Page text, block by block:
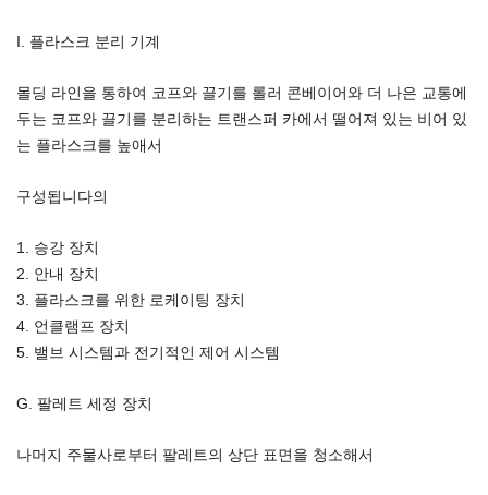
I. 플라스크 분리 기계
몰딩 라인을 통하여 코프와 끌기를 롤러 콘베이어와 더 나은 교통에
두는 코프와 끌기를 분리하는 트랜스퍼 카에서 떨어져 있는 비어 있
는 플라스크를 높애서
구성됩니다의
1. 승강 장치
2. 안내 장치
3. 플라스크를 위한 로케이팅 장치
4. 언클램프 장치
5. 밸브 시스템과 전기적인 제어 시스템
G. 팔레트 세정 장치
나머지 주물사로부터 팔레트의 상단 표면을 청소해서